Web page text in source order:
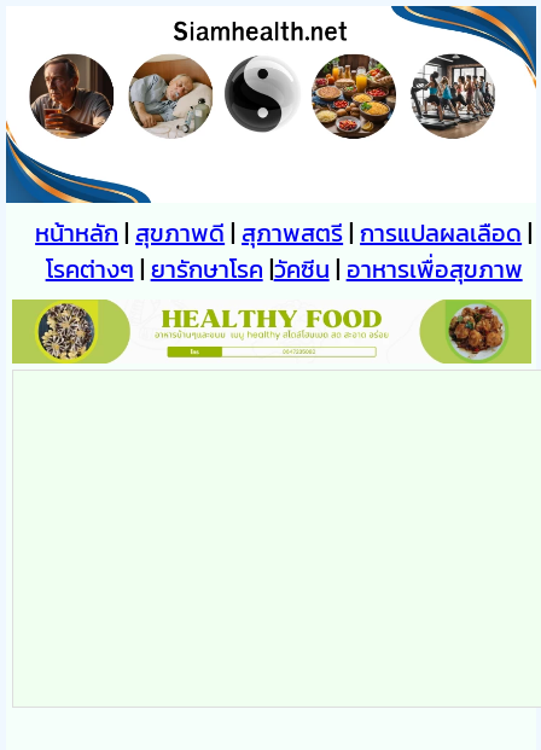
หน้าหลัก | สุขภาพดี | สุภาพสตรี|การแปลผลเลือด |
โรคต่างๆ | ยารักษาโรค |วัคซีน | อาหารเพื่อสุขภาพ